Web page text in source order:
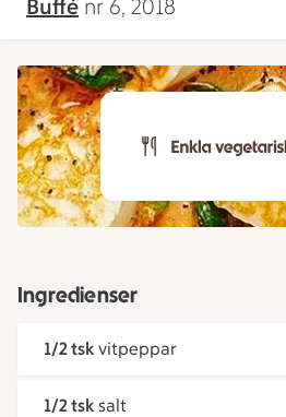
Buffé nr 6, 2018
Ingredienser
1/2 tsk vitpeppar
1/2 tsk salt